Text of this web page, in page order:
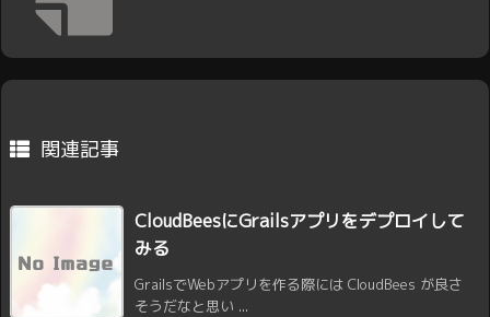
関連記事
CloudBeesにGrailsアプリをデプロイして
みる
GrailsでWebアプリを作る際には CloudBees が良さ
そうだなと思い ...